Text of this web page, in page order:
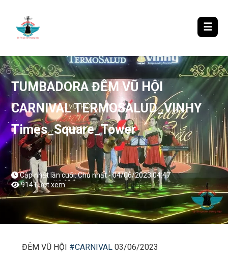
☰
TUMBADORA ĐÊM VŨ HỘI
CARNIVAL TERMOSALUD_VINHY
Times_Square_Tower
Cập nhật lần cuối: Chủ nhật - 04/06/2023 04:47
914 Lượt xem
ĐÊM VŨ HỘI #CARNIVAL03/06/2023